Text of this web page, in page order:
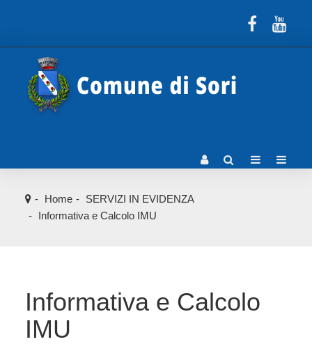
Home
SERVIZI IN EVIDENZA
Informativa e Calcolo IMU
Informativa e Calcolo
IMU